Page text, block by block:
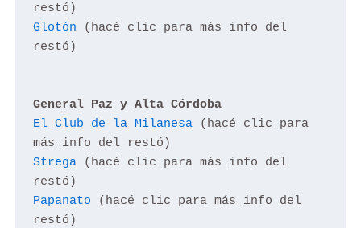
Glotón (hacé clic para más info del
restó)
General Paz
y Alta Córdoba
El Club de la Milanesa (hacé clic para
Strega (hacé clic para más info del
Papanato (hacé clic para más info del
restó)